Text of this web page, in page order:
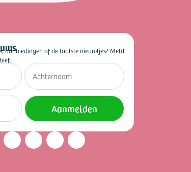
aanbiedingen of de laatste nieuwtjes? Meld
Aanmelden